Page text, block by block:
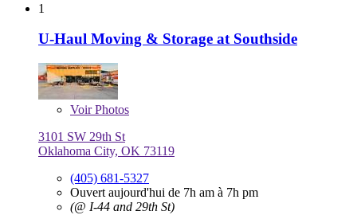
1
U-Haul Moving & Storage at Southside
VoirPhotos
3101 SW 29th St
Oklahoma City, OK 73119
(405) 681-5327
Ouvert aujourd'hui de 7h am à 7h pm
(@ I-44 and 29th St)